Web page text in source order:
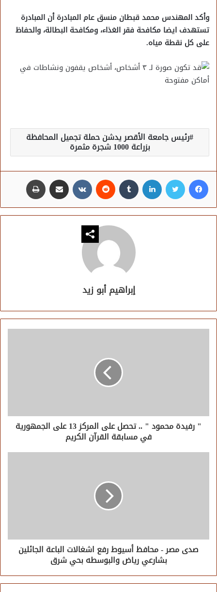
وأكد المهندس محمد قبطان منسق عام المبادرة أن المبادرة
تستهدف ايضا مكافحة فقر الغذاء، ومكافحة البطالة، والحفاظ
على كل نقطة مياه.
رئيس جامعة الأقصر يدشن حملة تجميل المحافظة
بزراعة 1000 شجرة مثمرة
فيسبوك تويتر لينكدإن مشاركة عبر البريد
إبراهيم أبو زيد
" رفيدة محمود " .. تحصل على المركز 13 على الجمهورية
في مسابقة القرآن الكريم
صدى مصر - محافظ أسيوط رفع اشغالات الباعة الجائلين
بشارعي رياض والبوسطه بحي شرق